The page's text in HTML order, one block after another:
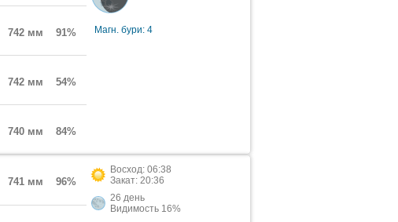
742 мм 91%
742 мм 54%
740 мм 84%
Магн. бури: 4
741 мм 96%
Восход: 06:38
Закат: 20:36
26 день
Видимость 16%